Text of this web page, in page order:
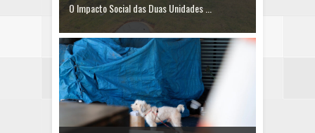
O Impacto Social das Duas Unidades ...